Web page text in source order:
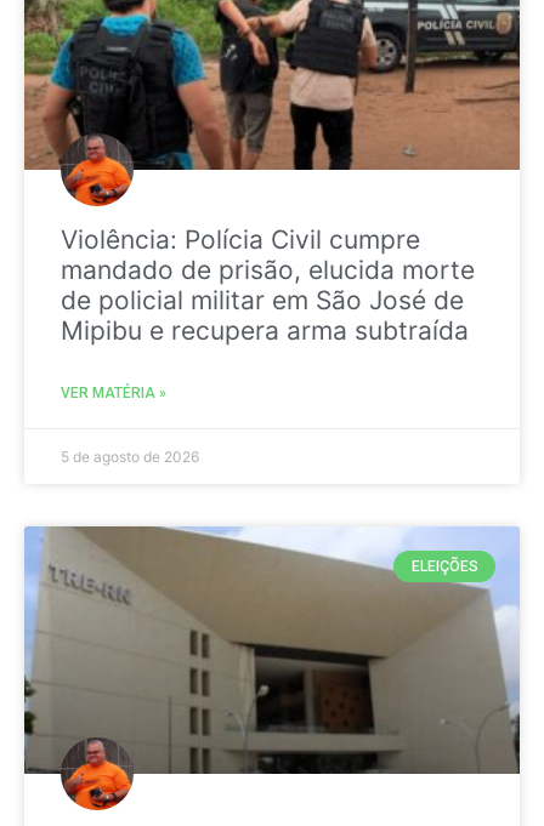
Violência: Polícia Civil cumpre
mandado de prisão, elucida morte
de policial militar em São José de
Mipibu e recupera arma subtraída
VER MATÉRIA »
5 de agosto de 2026
ELEIÇÕES